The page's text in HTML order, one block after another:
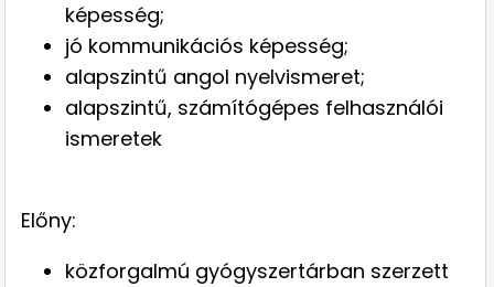
képesség;
jó kommunikációs képesség;
alapszintű angol nyelvismeret;
alapszintű, számítógépes felhasználói
ismeretek
Előny:
közforgalmú gyógyszertárban szerzett